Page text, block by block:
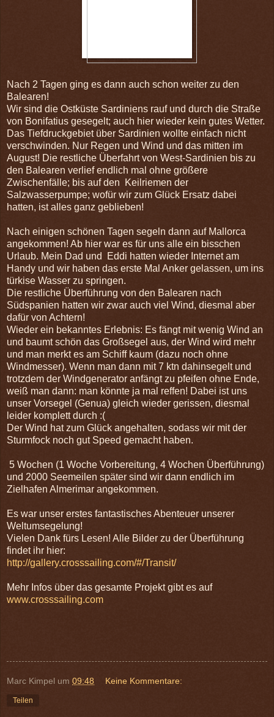
Nach 2 Tagen ging es dann auch schon weiter zu den
Balearen!
Wir sind die Ostküste Sardiniens rauf und durch die Straße
von Bonifatius gesegelt; auch hier wieder kein gutes Wetter.
Das Tiefdruckgebiet über Sardinien wollte einfach nicht
verschwinden. Nur Regen und Wind und das mitten im
August! Die restliche Überfahrt von West-Sardinien bis zu
den Balearen verlief endlich mal ohne größere
Zwischenfälle; bis auf den Keilriemen der
Salzwasserpumpe; wofür wir zum Glück Ersatz dabei
hatten, ist alles ganz geblieben!
Nach einigen schönen Tagen segeln dann auf Mallorca
angekommen! Ab hier war es für uns alle ein bisschen
Urlaub. Mein Dad und Eddi hatten wieder Internet am
Handy und wir haben das erste Mal Anker gelassen, um ins
türkise Wasser zu springen.
Die restliche Überführung von den Balearen nach
Südspanien hatten wir zwar auch viel Wind, diesmal aber
dafür von Achtern!
Wieder ein bekanntes Erlebnis: Es fängt mit wenig Wind an
und baumt schön das Großsegel aus, der Wind wird mehr
und man merkt es am Schiff kaum (dazu noch ohne
Windmesser). Wenn man dann mit 7 ktn dahinsegelt und
trotzdem der Windgenerator anfängt zu pfeifen ohne Ende,
weiß man dann: man könnte ja mal reffen! Dabei ist uns
unser Vorsegel (Genua) gleich wieder gerissen, diesmal
leider komplett durch :(
Der Wind hat zum Glück angehalten, sodass wir mit der
Sturmfock noch gut Speed gemacht haben.
5 Wochen (1 Woche Vorbereitung, 4 Wochen Überführung)
und 2000 Seemeilen später sind wir dann endlich im
Zielhafen Almerimar angekommen.
Es war unser erstes fantastisches Abenteuer unserer
Weltumsegelung!
Vielen Dank fürs Lesen! Alle Bilder zu der Überführung
findet ihr hier:
http://gallery.crosssailing.com/#/Transit/
Mehr Infos über das gesamte Projekt gibt es auf
www.crosssailing.com
Marc Kimpel um 09:48 Keine Kommentare:
Teilen